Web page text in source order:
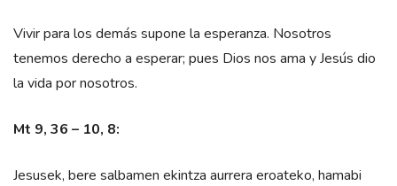
Vivir para los demás supone la esperanza. Nosotros
tenemos derecho a esperar; pues Dios nos ama y Jesús dio
la vida por nosotros.
Mt 9, 36 – 10, 8:
Jesusek, bere salbamen ekintza aurrera eroateko, hamabi